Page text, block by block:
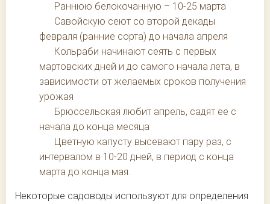
Раннюю белокочанную – 10-25 марта
Савойскую сеют со второй декады
февраля (ранние сорта) до начала апреля
Кольраби начинают сеять с первых
мартовских дней и до самого начала лета, в
зависимости от желаемых сроков получения
урожая
Брюссельская любит апрель, садят ее с
начала до конца месяца
Цветную капусту высевают пару раз, с
интервалом в 10-20 дней, в период с конца
марта до конца мая.
Некоторые садоводы используют для определения